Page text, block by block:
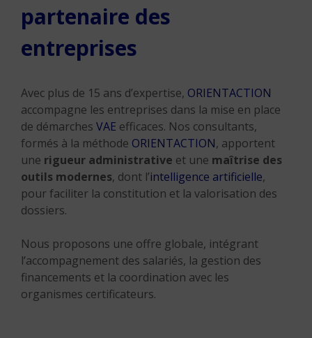
partenaire des
entreprises
Avec plus de 15 ans d’expertise, ORIENTACTION
accompagne les entreprises dans la mise en place
de démarches VAE efficaces. Nos consultants,
formés à la méthode ORIENTACTION, apportent
une rigueur administrative et une maîtrise des
outils modernes, dont l’intelligence artificielle,
pour faciliter la constitution et la valorisation des
dossiers.
Nous proposons une offre globale, intégrant
l’accompagnement des salariés, la gestion des
financements et la coordination avec les
organismes certificateurs.